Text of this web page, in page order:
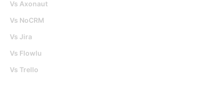
Vs Axonaut
Vs NoCRM
Vs Jira
Vs Flowlu
Vs Trello